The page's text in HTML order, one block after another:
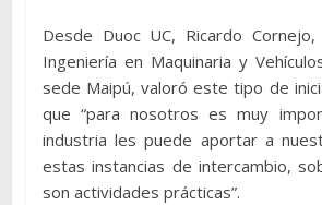
Desde Duoc UC, Ricardo
Ingeniería en Maquinaria y
sede Maipú, valoró este tipo de
que “para nosotros es muy
industria les puede aportar a
estas instancias de intercambio,
son actividades prácticas”.